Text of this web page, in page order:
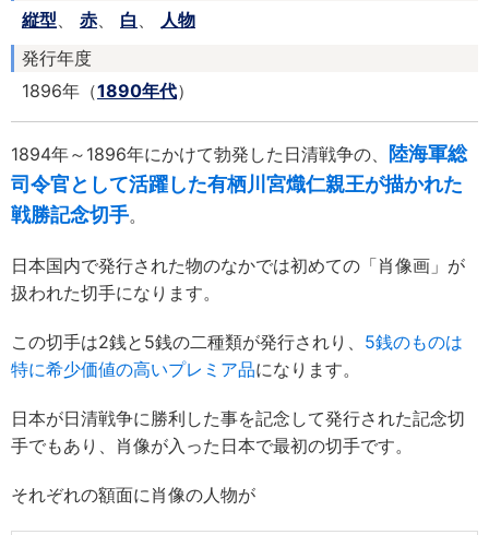
縦型、 赤、 白 、 人物
発行年度
1896年（1890年代）
1894年～1896年にかけて勃発した日清戦争の、 陸海軍総
司令官として活躍した有栖川宮熾仁親王が描かれた
戦勝記念切手。
日本国内で発行された物のなかでは初めての「肖像画」が
扱われた切手になります。
この切手は2銭と5銭の二種類が発行されり、 5銭のものは
特に希少価値の高いプレミア品になります。
日本が日清戦争に勝利した事を記念して発行された記念切
手でもあり、肖像が入った日本で最初の切手です。
それぞれの額面に肖像の人物が